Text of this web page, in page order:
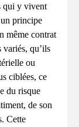
qui y vivent
principe
même contrat
variés, qu’ils
ou
ciblées, ce
du risque
de son
Cette